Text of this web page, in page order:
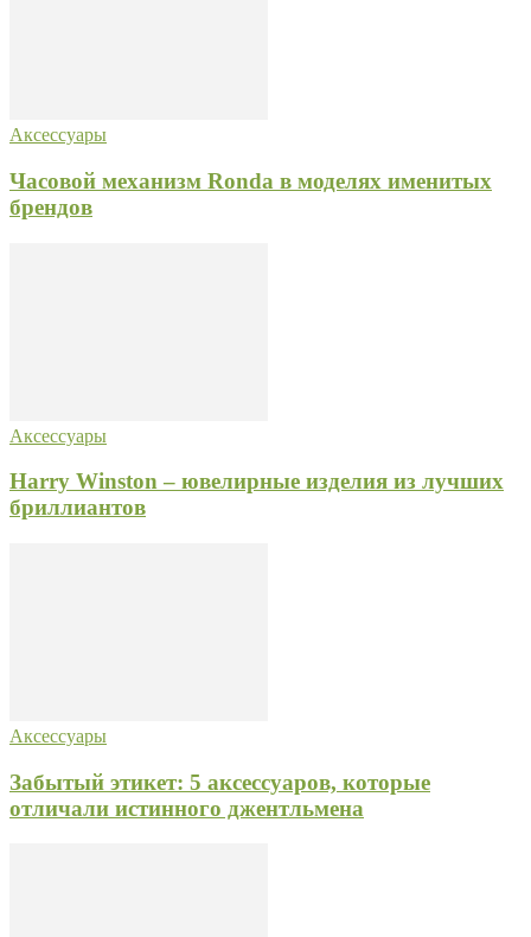
Аксессуары
Часовой механизм Ronda в моделях именитых
брендов
Аксессуары
Harry Winston – ювелирные изделия из лучших
бриллиантов
Аксессуары
Забытый этикет: 5 аксессуаров, которые
отличали истинного джентльмена